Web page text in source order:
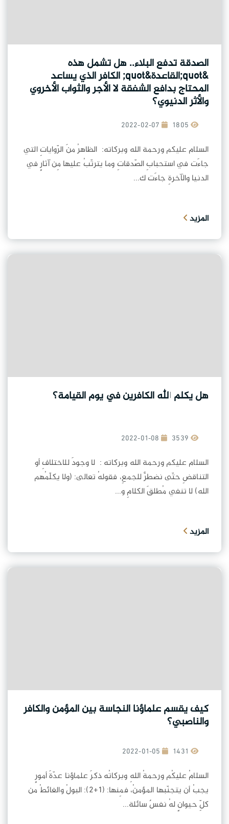
الصدقة تدفع البلاء.. هل تشمل هذه
&quot;القاعدة&quot; الكافر الذي يساعد
المحتاج بدافع الشفقة لا الأجر والثواب الأخروي
والأثر الدنيوي؟
2022-02-07
السلام عليكم ورحمة الله وبركاته: الظاهرُ منَ الرّواياتِ التي
جاءَت في استحبابِ الصّدقاتِ وما يترتّبُ عليها مِن آثارٍ في
الدنيا والآخرةِ جاءَت ك...
المزيد
هل يكلم الله الكافرين في يوم القيامة؟
2022-01-08
السلام عليكم ورحمة الله وبركاته : لا وجودَ للاختلافِ أو
التناقضِ حتّى نضطرَّ للجمعِ، فقولهُ تعالى: (ولا يكلّمُهم
الله) لا تنفي مُطلقَ الكلامِ و...
المزيد
كيف يقسم علماؤنا النجاسة بين المؤمن والكافر
والناصبي؟
2022-01-05
السلامُ عليكُم ورحمةُ اللهِ وبركاتُه ذكرَ علماؤنا عدّةَ أمورٍ
يجبُ أن يتجنّبها المؤمنُ، فمِنها: (1+2): البولُ والغائطُ من
كلِّ حيوانٍ لهُ نفسٌ سائلة...